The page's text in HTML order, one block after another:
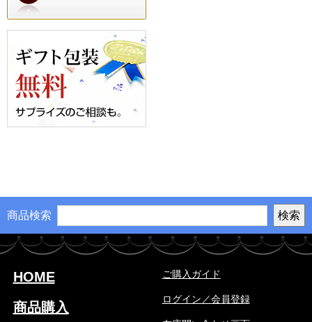
商品検索
HOME
商品購入
ご購入ガイド
ログイン／会員登録